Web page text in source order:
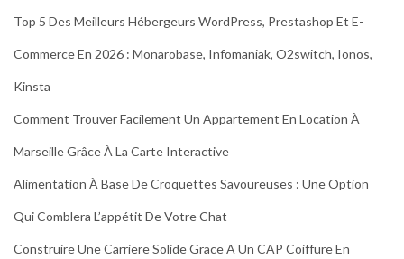
Top 5 Des Meilleurs Hébergeurs WordPress, Prestashop Et E-
Commerce En 2026 : Monarobase, Infomaniak, O2switch, Ionos,
Kinsta
Comment Trouver Facilement Un Appartement En Location À
Marseille Grâce À La Carte Interactive
Alimentation À Base De Croquettes Savoureuses : Une Option
Qui Comblera L’appétit De Votre Chat
Construire Une Carriere Solide Grace A Un CAP Coiffure En